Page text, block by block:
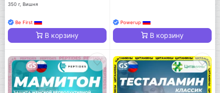
350 г, Вишня
Be First
В корзину
Powerup
В корзину